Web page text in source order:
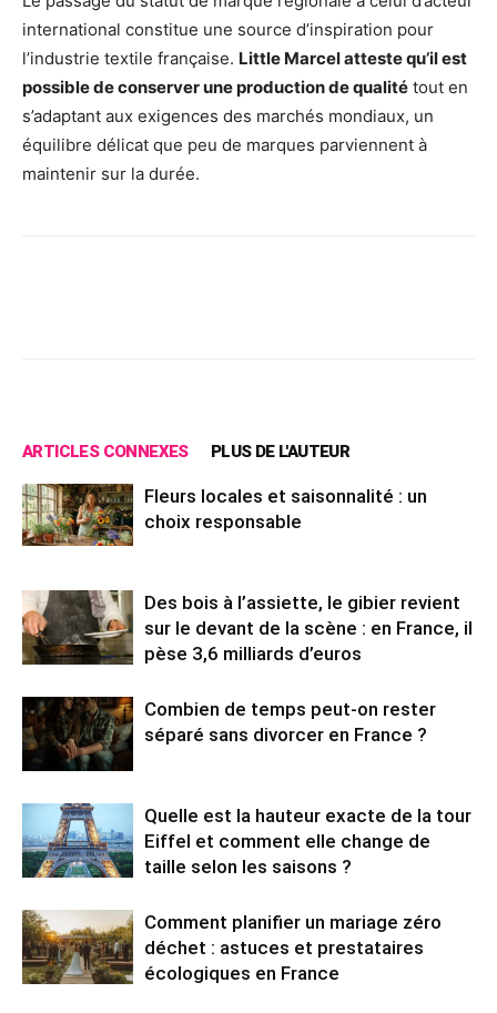
international constitue une source d’inspiration pour
l’industrie textile française. Little Marcel atteste qu’il est
possible de conserver une production de qualité tout en
s’adaptant aux exigences des marchés mondiaux, un
équilibre délicat que peu de marques parviennent à
maintenir sur la durée.
ARTICLES CONNEXES PLUS DE L'AUTEUR
Fleurs locales et saisonnalité : un
choix responsable
Des bois à l’assiette, le gibier revient
sur le devant de la scène : en France, il
pèse 3,6 milliards d’euros
Combien de temps peut-on rester
séparé sans divorcer en France ?
Quelle est la hauteur exacte de la tour
Eiffel et comment elle change de
taille selon les saisons ?
Comment planifier un mariage zéro
déchet : astuces et prestataires
écologiques en France